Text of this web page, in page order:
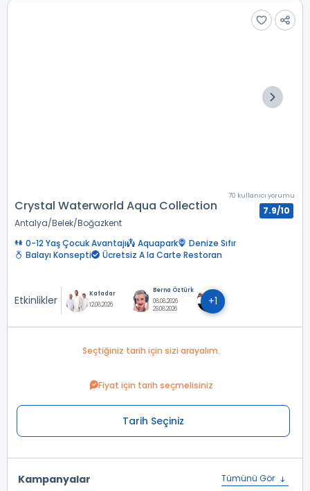
Crystal Waterworld Aqua Collection
Antalya Belek Boğazkent
70 kullanıcı yorumu
7.9/10
0-12 Yaş Çocuk Avantajı Aquapark
Denize Sıfır
Balayı Konsepti
Ücretsiz A la Carte Restoran
Etkinlikler
Kafadar
12.08.2026
Berna Öztürk
08.08.2026
29.08.2026
+1
Seçtiğiniz tarih için sizi arayalım.
Fiyat için tarih seçmelisiniz
Tarih Seçiniz
Kampanyalar Tümünü Gör